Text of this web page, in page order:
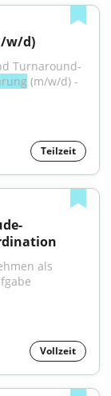
w/d)
Turnaround-
(m/w/d) -
Teilzeit
Vollzeit